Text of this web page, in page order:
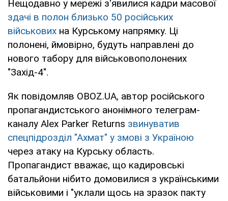
Нещодавно у мережі з'явилися кадри масової
здачі в полон близько 50 російських
військових на Курському напрямку. Ці
полонені, ймовірно, будуть направлені до
нового табору для військовополонених
"Захід-4".
Як повідомляв OBOZ.UA, автор російського
пропагандистського анонімного телеграм-
каналу Alex Parker Returns звинуватив
спецпідрозділ "Ахмат" у змові з Україною
через атаку на Курську область.
Пропагандист вважає, що кадировські
батальйони нібито домовилися з українськими
військовими і "уклали щось на зразок пакту